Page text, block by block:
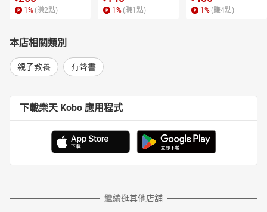
1 % (賺2點) 1 % (賺1 點)
書】
1 % (賺4點)
本店相關類別
親子教養 有聲書
下載樂天 Kobo 應用程式
繼續逛其他店舖